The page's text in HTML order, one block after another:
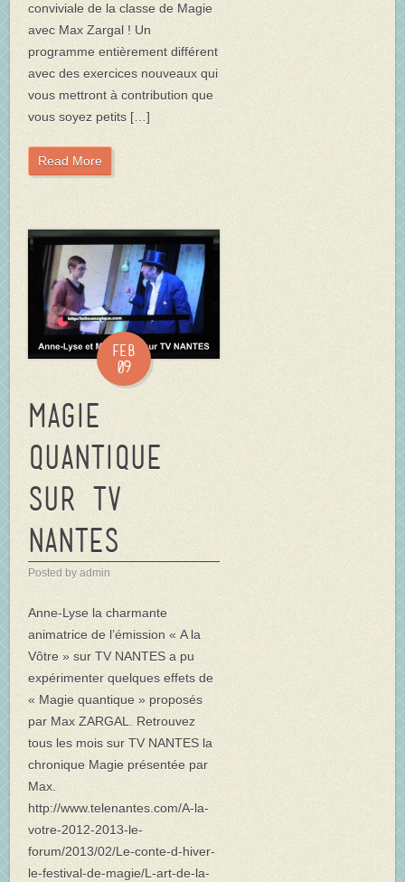
conviviale de la classe de Magie
avec Max Zargal ! Un
programme entièrement différent
avec des exercices nouveaux qui
vous mettront à contribution que
vous soyez petits […]
Read More
Feb
09
Magie
quantique
sur TV
NANTES
Posted by admin
Anne-Lyse la charmante
animatrice de l’émission « A la
Vôtre » sur TV NANTES a pu
expérimenter quelques effets de
« Magie quantique » proposés
par Max ZARGAL. Retrouvez
tous les mois sur TV NANTES la
chronique Magie présentée par
Max.
http://www.telenantes.com/A-la-
votre-2012-2013-le-
forum/2013/02/Le-conte-d-hiver-
le-festival-de-magie/L-art-de-la-